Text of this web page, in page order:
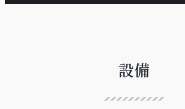
V-Towerの近くにはCauGiay駅があり
設備